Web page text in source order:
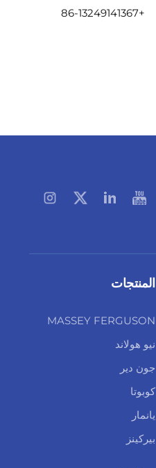
+86-13249141367
المنتجات
MASSEY FERGUSON
نيو هولاند
جون دير
كوبوتا
يانمار
بيركينز